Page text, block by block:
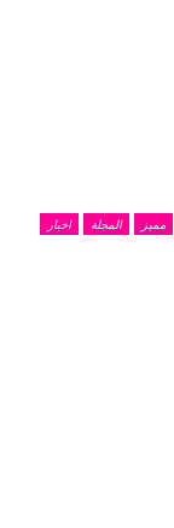
اخبار المجلة مميز